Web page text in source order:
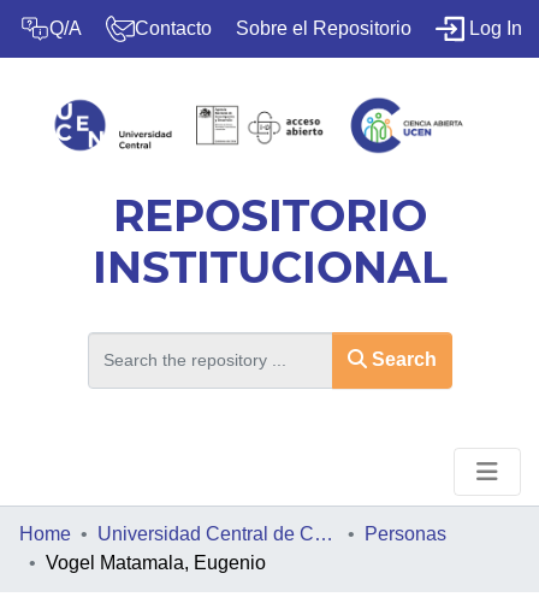
Q/A Contacto Sobre el Repositorio Log In
REPOSITORIO
INSTITUCIONAL
Search
HOME
Home Universidad Central de Chile
Personas
Vogel Matamala, Eugenio